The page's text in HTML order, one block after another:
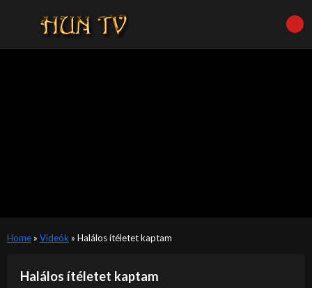
Home» Videók » Halálos ítéletet kaptam
Halálos ítéletet kaptam